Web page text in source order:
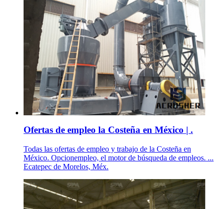
Ofertas de empleo la Costeña en México | .
Todas las ofertas de empleo y trabajo de la Costeña en
México. Opcionempleo, el motor de búsqueda de empleos. ...
Ecatepec de Morelos, Méx.